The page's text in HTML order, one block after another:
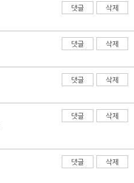
삭제
댓글
삭제
댓글
삭제
댓글
삭제
댓글
삭제
댓글